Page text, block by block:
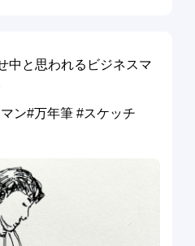
中と思われるビジネスマ
ン#万年筆 #スケッチ